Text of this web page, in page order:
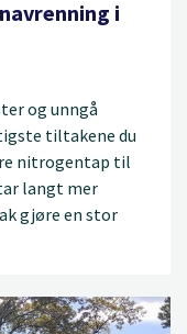
i
og unngå
tiltakene du
nitrogentap til
langt mer
gjøre en stor